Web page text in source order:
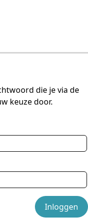
die je via de
keuze door.
Inloggen